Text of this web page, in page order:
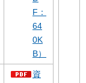
F：
64
0K
B）
資